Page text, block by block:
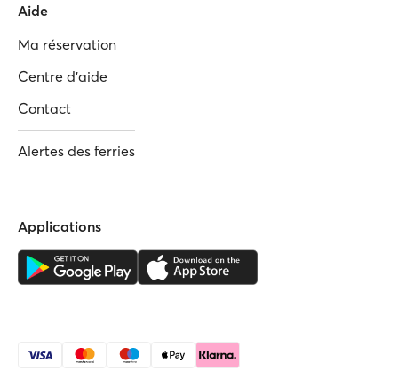
Aide
Ma réservation
Centre d'aide
Contact
Alertes des ferries
Applications